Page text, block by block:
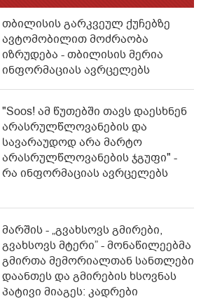
თბილისის გარკვეულ ქუჩებზე
ავტომობილით მოძრაობა
იზრუდება - თბილისის მერია
ინფორმაციას ავრცელებს
"Soos! ამ წუთებში თავს დაესხნენ
არასრულწლოვანების და
სავარაუდოდ არა მარტო
არასრულწლოვანების ჯგუფი" -
რა ინფორმაციას ავრცელებს
მარშის - „გვახსოვს გმირები,
გვახსოვს მტერი” - მონაწილეებმა
გმირთა მემორიალთან სანთლები
დაანთეს და გმირების ხსოვნას
პატივი მიაგეს: კადრები